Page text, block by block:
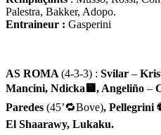
Palestra, Bakker, Adopo.
Entraineur : Gasperini
AS ROMA (4-3-3) : Svilar –
Mancini, Ndicka🟨, Angeliño –
Paredes (45’🔁Bove), Pellegrini
El Shaarawy, Lukaku.